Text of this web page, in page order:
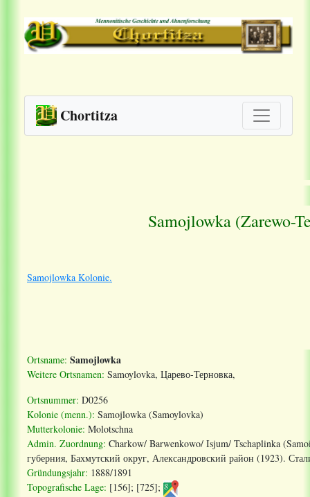
Chortitza
Samojlowka (Zarewo-
Samojlowka Kolonie.
Ortsname: Samojlowka
Weitere Ortsnamen: Samoylovka, Царево-Терновка,
Ortsnummer: D0256
Kolonie (menn.): Samojlowka (Samoylovka)
Mutterkolonie: Molotschna
Admin. Zuordnung: Charkow/ Barwenkowo/ Isjum/ Tschaplinka
губерния, Бахмутский округ, Александровский район (1923).
Gründungsjahr: 1888/1891
Topografische Lage: [156]; [725];